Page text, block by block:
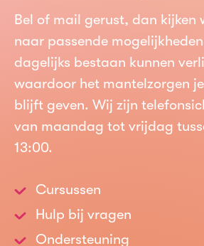
Bel of mail gerust, dan kijken
naar passende
dagelijks bestaan kunnen
waardoor het mantelzorgen
blijft geven. Wij zijn
van maandag tot vrijdag
13:00.
Cursussen
Hulp bij vragen
Ondersteuning